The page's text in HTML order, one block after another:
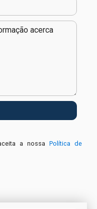
a nossaPolítica de